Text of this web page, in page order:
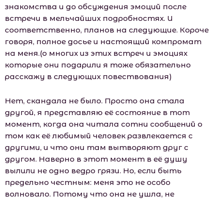
знакомства и до обсуждения эмоций после
встречи в мельчайших подробностях. И
соответственно, планов на следующие. Короче
говоря, полное досье и настоящий компромат
на меня.(о многих из этих встреч и эмоциях
которые они подарили я тоже обязательно
расскажу в следующих повествования)
Нет, скандала не было. Просто она стала
другой, я представляю её состояние в тот
момент, когда она читала сотни сообщений о
том как её любимый человек развлекается с
другими, и что они там вытворяют друг с
другом. Наверно в этот момент в её душу
вылили не одно ведро грязи. Но, если быть
предельно честным: меня это не особо
волновало. Потому что она не ушла, не